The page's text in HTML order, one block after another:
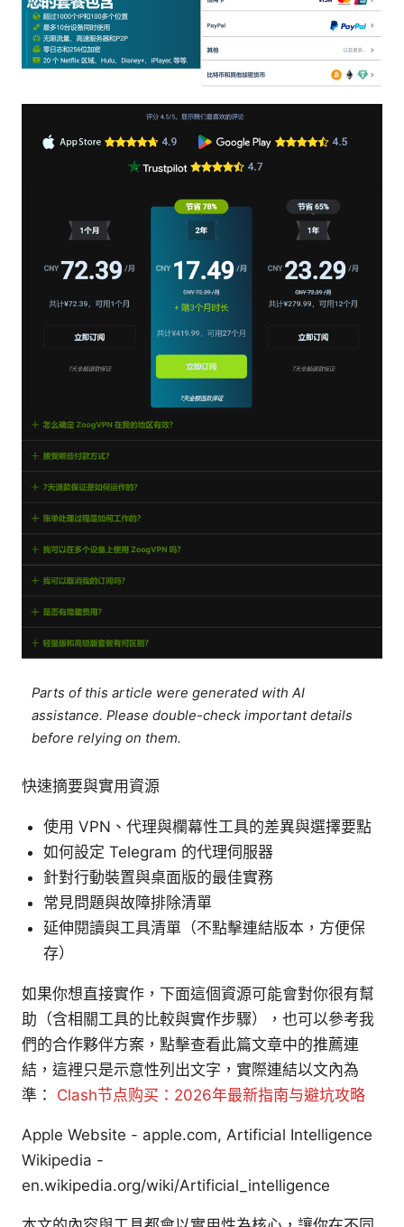
Parts of this article were generated with AI
assistance. Please double-check important details
before relying on them.
快速摘要與實用資源
使用 VPN、代理與欄幕性工具的差異與選擇要點
如何設定 Telegram 的代理伺服器
針對行動裝置與桌面版的最佳實務
常見問題與故障排除清單
延伸閱讀與工具清單（不點擊連結版本，方便保
存）
如果你想直接實作，下面這個資源可能會對你很有幫
助（含相關工具的比較與實作步驟），也可以參考我
們的合作夥伴方案，點擊查看此篇文章中的推薦連
結，這裡只是示意性列出文字，實際連結以文內為
準： Clash节点购买：2026年最新指南与避坑攻略
Apple Website - apple.com, Artificial Intelligence
Wikipedia -
en.wikipedia.org/wiki/Artificial_intelligence